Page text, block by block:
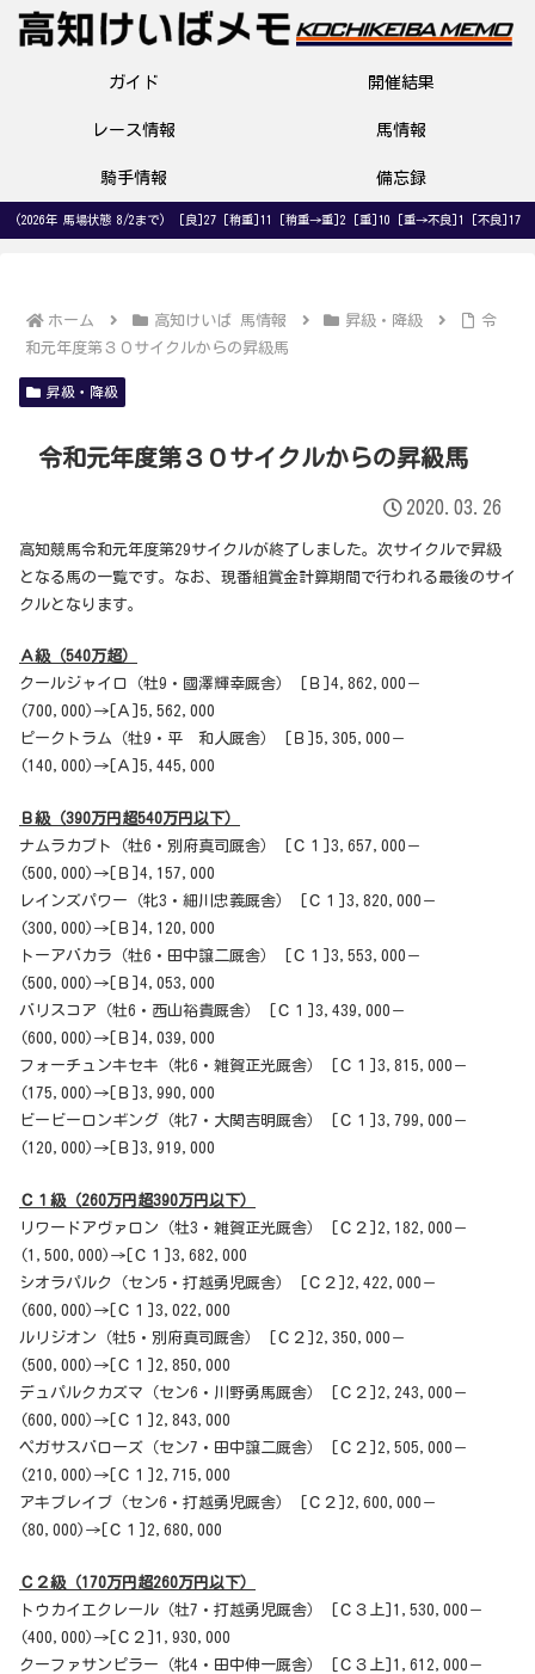
ガイド 開催結果
レース情報 馬情報
騎手情報 備忘録
(2026年 馬場状態 8/2まで) [良]27 [稍重]11 [稍重→重]2 [重]10 [重→不良]1 [不良]17
ホーム 高知けいば 馬情報 昇級・降級
令
和元年度第３０サイクルからの昇級馬
昇級・降級
令和元年度第３０サイクルからの昇級馬
2020.03.26
高知競馬令和元年度第29サイクルが終了しました。次サイクルで昇級
となる馬の一覧です。なお、現番組賞金計算期間で行われる最後のサイ
クルとなります。
Ａ級（540万超）
クールジャイロ（牡9・國澤輝幸厩舎） [Ｂ]4,862,000－
(700,000)→[Ａ]5,562,000
ピークトラム（牡9・平 和人厩舎） [Ｂ]5,305,000－
(140,000)→[Ａ]5,445,000
Ｂ級（390万円超540万円以下）
ナムラカブト（牡6・別府真司厩舎） [Ｃ１]3,657,000－
(500,000)→[Ｂ]4,157,000
レインズパワー（牝3・細川忠義厩舎） [Ｃ１]3,820,000－
(300,000)→[Ｂ]4,120,000
トーアバカラ（牡6・田中譲二厩舎） [Ｃ１]3,553,000－
(500,000)→[Ｂ]4,053,000
バリスコア（牡6・西山裕貴厩舎） [Ｃ１]3,439,000－
(600,000)→[Ｂ]4,039,000
フォーチュンキセキ（牝6・雑賀正光厩舎） [Ｃ１]3,815,000－
(175,000)→[Ｂ]3,990,000
ビービーロンギング（牝7・大関吉明厩舎） [Ｃ１]3,799,000－
(120,000)→[Ｂ]3,919,000
Ｃ１級（260万円超390万円以下）
リワードアヴァロン（牡3・雑賀正光厩舎） [Ｃ２]2,182,000－
(1,500,000)→[Ｃ１]3,682,000
シオラパルク（セン5・打越勇児厩舎） [Ｃ２]2,422,000－
(600,000)→[Ｃ１]3,022,000
ルリジオン（牡5・別府真司厩舎） [Ｃ２]2,350,000－
(500,000)→[Ｃ１]2,850,000
デュパルクカズマ（セン6・川野勇馬厩舎） [Ｃ２]2,243,000－
(600,000)→[Ｃ１]2,843,000
ペガサスバローズ（セン7・田中譲二厩舎） [Ｃ２]2,505,000－
(210,000)→[Ｃ１]2,715,000
アキブレイブ（セン6・打越勇児厩舎） [Ｃ２]2,600,000－
(80,000)→[Ｃ１]2,680,000
Ｃ２級（170万円超260万円以下）
トウカイエクレール（牡7・打越勇児厩舎） [Ｃ３上]1,530,000－
(400,000)→[Ｃ２]1,930,000
クーファサンピラー（牝4・田中伸一厩舎） [Ｃ３上]1,612,000－